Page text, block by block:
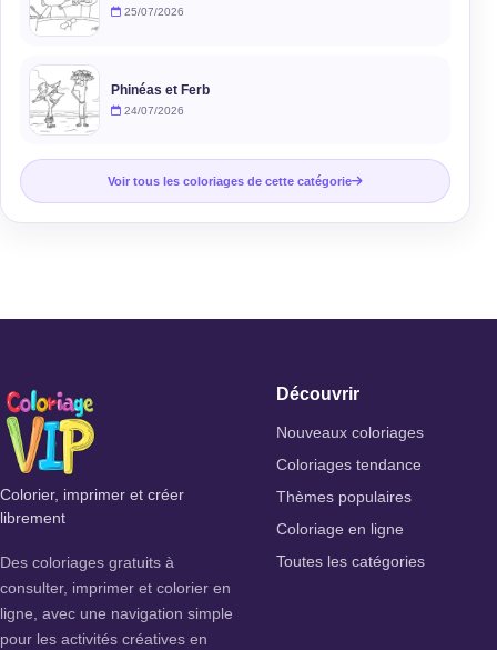
25/07/2026
Phinéas et Ferb
24/07/2026
Voir tous les coloriages de cette catégorie
Colorier, imprimer et créer
librement
Des coloriages gratuits à
consulter, imprimer et colorier en
ligne, avec une navigation simple
pour les activités créatives en
Découvrir
Nouveaux coloriages
Coloriages tendance
Thèmes populaires
Coloriage en ligne
Toutes les catégories